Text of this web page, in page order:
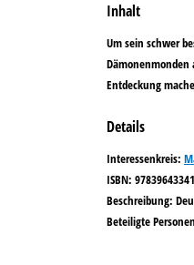
Inhalt
Um sein schwer
Dämonenmonden
Entdeckung
Details
Suche nach diesem
opens in new tab
Diesen Link in
Suche nach dieser
Interessenkreis:
ISBN:
Beschreibung:
Beteiligte